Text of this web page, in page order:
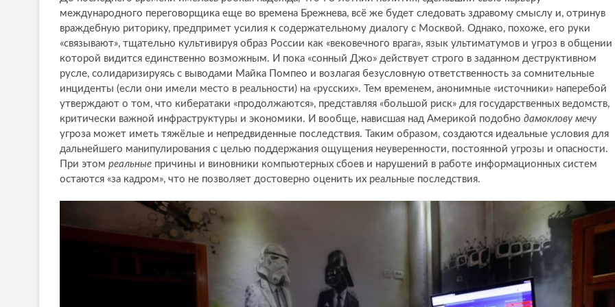
международного переговорщика еще во времена Брежнева, всё же будет следовать здравому смыслу и, отринув
враждебную риторику, предпримет усилия к содержательному диалогу с Москвой. Однако, похоже, его руки
«связывают», тщательно культивируя образ России как «вековечного врага», язык ультиматумов и угроз в общении
которой видится единственно возможным. И пока «сонный Джо» действует строго в заданном деструктивном
русле, солидаризируясь с выводами Майка Помпео и возлагая безусловную ответственность за сомнительные
инциденты (если они имели место в реальности) на «русских». Тем временем, анонимные «источники» наперебой
утверждают о том, что кибератаки «продолжаются», представляя «большой риск» для государственных ведомств,
критически важной инфраструктуры и экономики. И вообще, нависшая над Америкой подобно дамоклову мечу
угроза может иметь тяжёлые и непредвиденные последствия. Таким образом, создаются идеальные условия для
дальнейшего манипулирования с целью поддержания ощущения неуверенности, постоянной угрозы и опасности.
При этом реальные причины и виновники компьютерных сбоев и нарушений в работе информационных систем
остаются «за кадром», что не позволяет достоверно оценить их реальные последствия.